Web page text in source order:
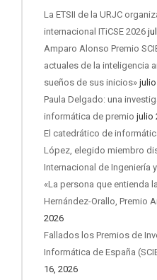
La ETSII de la URJC
internacional ITiCSE 2026
Amparo Alonso Premio
actuales de la inteligencia
sueños de sus inicios» julio
Paula Delgado: una
informática de premio julio
El catedrático de
López, elegido miembro
Internacional de Ingeniería
«La persona que entienda
Hernández-Orallo, Premio
2026
Fallados los Premios de
Informática de España
16, 2026